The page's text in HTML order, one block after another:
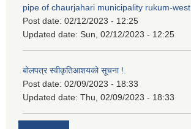
pipe of chaurjahari municipality rukum-west
Post date: 02/12/2023 - 12:25
Updated date: Sun, 02/12/2023 - 12:25
बोलपत्र स्वीकृतिआशयको सूचना !.
Post date: 02/09/2023 - 18:33
Updated date: Thu, 02/09/2023 - 18:33